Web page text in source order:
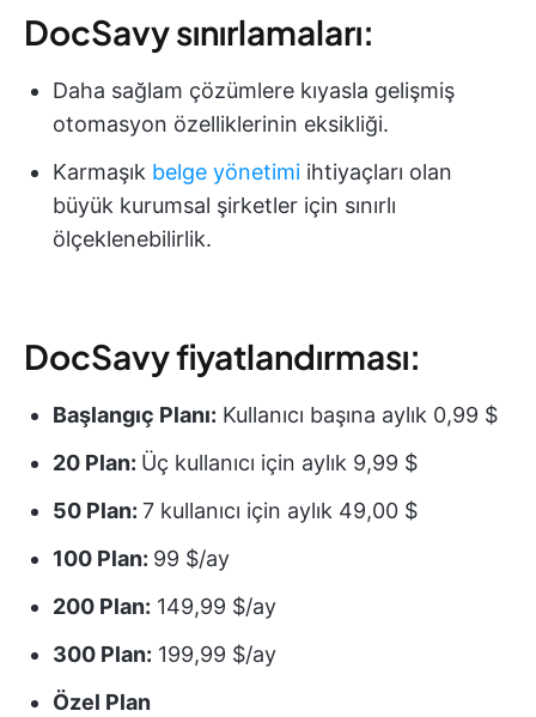
DocSavy sınırlamaları:
Daha sağlam çözümlere kıyasla gelişmiş
otomasyon özelliklerinin eksikliği.
Karmaşık belge yönetimi ihtiyaçları olan
büyük kurumsal şirketler için sınırlı
ölçeklenebilirlik.
DocSavy fiyatlandırması:
Başlangıç Planı: Kullanıcı başına aylık 0,99 $
20 Plan: Üç kullanıcı için aylık 9,99 $
50 Plan: 7 kullanıcı için aylık 49,00 $
100 Plan: 99 $/ay
200 Plan: 149,99 $/ay
300 Plan: 199,99 $/ay
Özel Plan